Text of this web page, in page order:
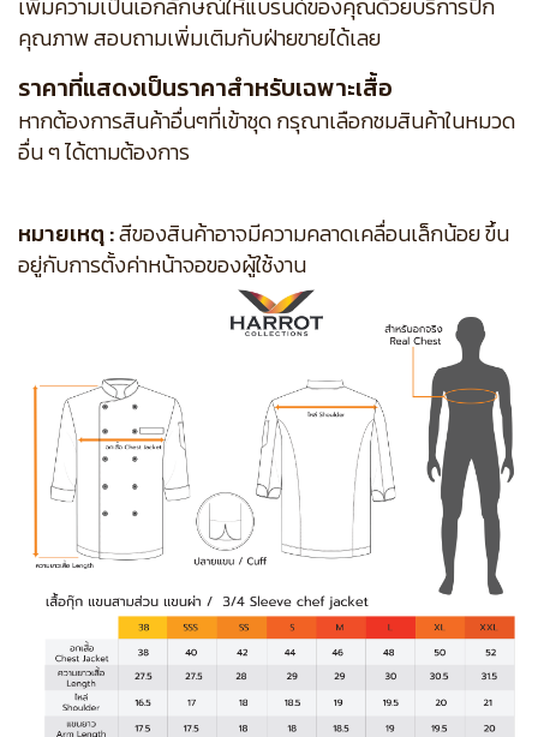
เพิ่มความเป็นเอกลักษณ์ให้แบรนด์ของคุณด้วยบริการปัก
คุณภาพ สอบถามเพิ่มเติมกับฝ่ายขายได้เลย
ราคาที่แสดงเป็นราคาสำหรับเฉพาะเสื้อ
หากต้องการสินค้าอื่นๆที่เข้าชุด กรุณาเลือกชมสินค้าในหมวด
อื่น ๆ ได้ตามต้องการ
หมายเหตุ :สีของสินค้าอาจมีความคลาดเคลื่อนเล็กน้อย ขึ้น
อยู่กับการตั้งค่าหน้าจอของผู้ใช้งาน